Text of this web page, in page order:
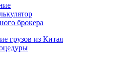
брокера
грузов из Китая